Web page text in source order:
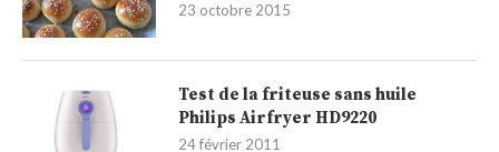
23 octobre 2015
Test de la friteuse sans huile
Philips Airfryer HD9220
24 février 2011